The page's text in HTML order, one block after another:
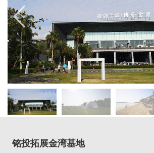
铭投拓展金湾基地